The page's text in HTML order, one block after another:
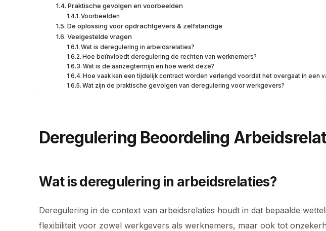
Praktische gevolgen en voorbeelden
Voorbeelden
De oplossing voor opdrachtgevers & zelfstandige
Veelgestelde vragen
Wat is deregulering in arbeidsrelaties?
Hoe beïnvloedt deregulering de rechten van werknemers?
Wat is de aanzegtermijn en hoe werkt deze?
Hoe vaak kan een tijdelijk contract worden verlengd voordat het overgaat in een
Wat zijn de praktische gevolgen van deregulering voor werkgevers?
Deregulering Beoordeling
Wat is deregulering in arbeidsrelaties?
Deregulering in de context van arbeidsrelaties houdt in dat bepaalde
flexibiliteit voor zowel werkgevers als werknemers, maar ook tot